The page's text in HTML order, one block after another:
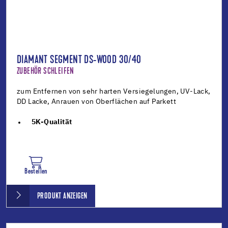
DIAMANT SEGMENT DS-WOOD 30/40
ZUBEHÖR SCHLEIFEN
zum Entfernen von sehr harten Versiegelungen, UV-Lack,
DD Lacke, Anrauen von Oberflächen auf Parkett
5K-Qualität
Bestellen
PRODUKT ANZEIGEN